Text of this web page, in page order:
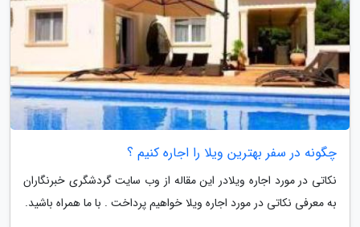
چگونه در سفر بهترین ویلا را اجاره کنیم ؟
نکاتی در مورد اجاره ویلادر این مقاله از وب سایت گردشگری خبرنگاران
به معرفی نکاتی در مورد اجاره ویلا خواهیم پرداخت . با ما همراه باشید.